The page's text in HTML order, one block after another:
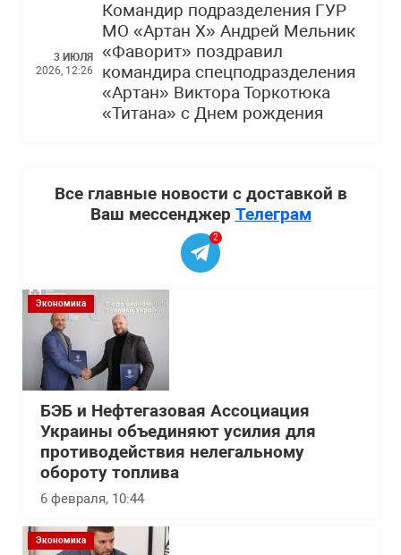
3 ИЮЛЯ
2026, 12:26
Командир подразделения ГУР
МО «Артан Х» Андрей Мельник
«Фаворит» поздравил
командира спецподразделения
«Артан» Виктора Торкотюка
«Титана» с Днем рождения
Все главные новости с доставкой в
Ваш мессенджер Телеграм
2
Экономика
БЭБ и Нефтегазовая Ассоциация
Украины объединяют усилия для
противодействия нелегальному
обороту топлива
6 февраля, 10:44
Экономика